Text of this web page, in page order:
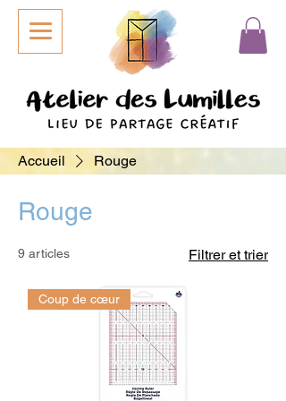
Accueil Rouge
Rouge
9 articles Filtrer et trier
Coup de cœur